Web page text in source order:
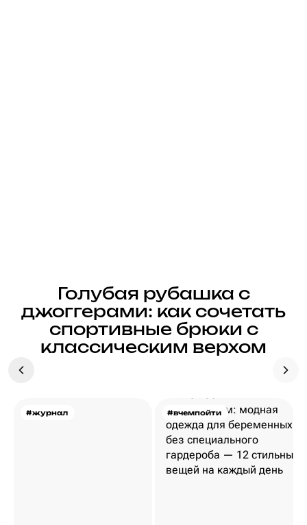
Голубая рубашка с
джоггерами: как сочетать
спортивные брюки с
классическим верхом
#журнал #вчемпойти